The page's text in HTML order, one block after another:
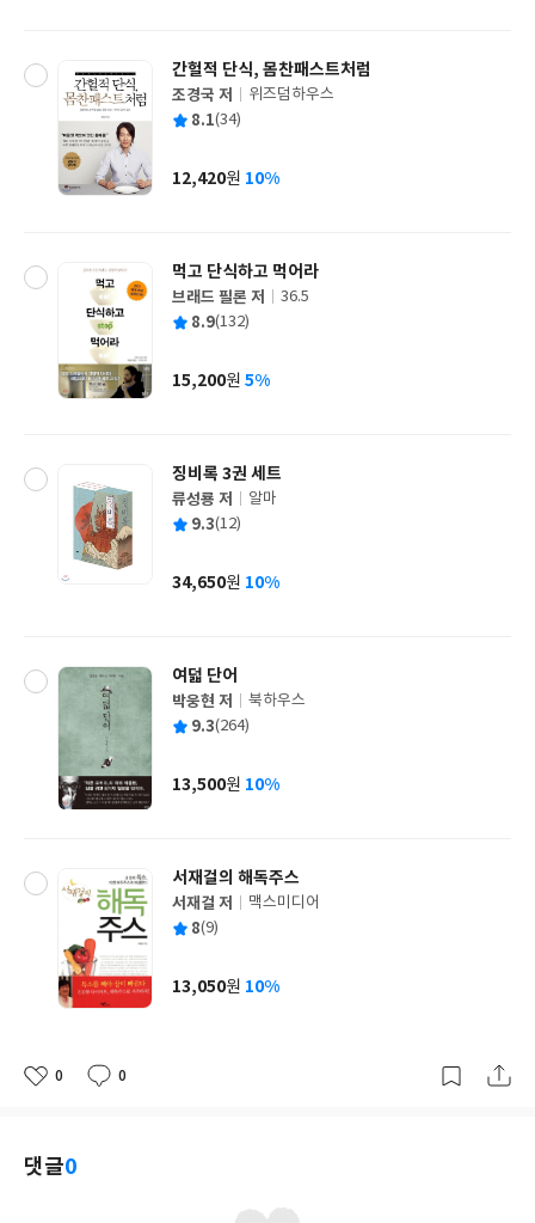
간헐적 단식, 몸찬패스트처럼
글
쓴
조경국 저
출
사
위즈덤하우스
평 8.1(34)
가
12,420원 10%
먹고 단식하고 먹어라
글
쓴
브래드 필론 저
출
사
36.5
평 8.9(132)
가
15,200원 5%
징비록 3권 세트
글
쓴
류성룡 저
출
사
알마
평 9.3(12)
가
34,650원 10%
여덟 단어
글
쓴
박웅현 저
출
사
북하우스
평 9.3(264)
가
13,500원 10%
서재걸의 해독주스
글
쓴
서재걸 저
출
사
맥스미디어
평 8(9)
가
13,050원 10%
좋
0
댓
0
작
댓글0